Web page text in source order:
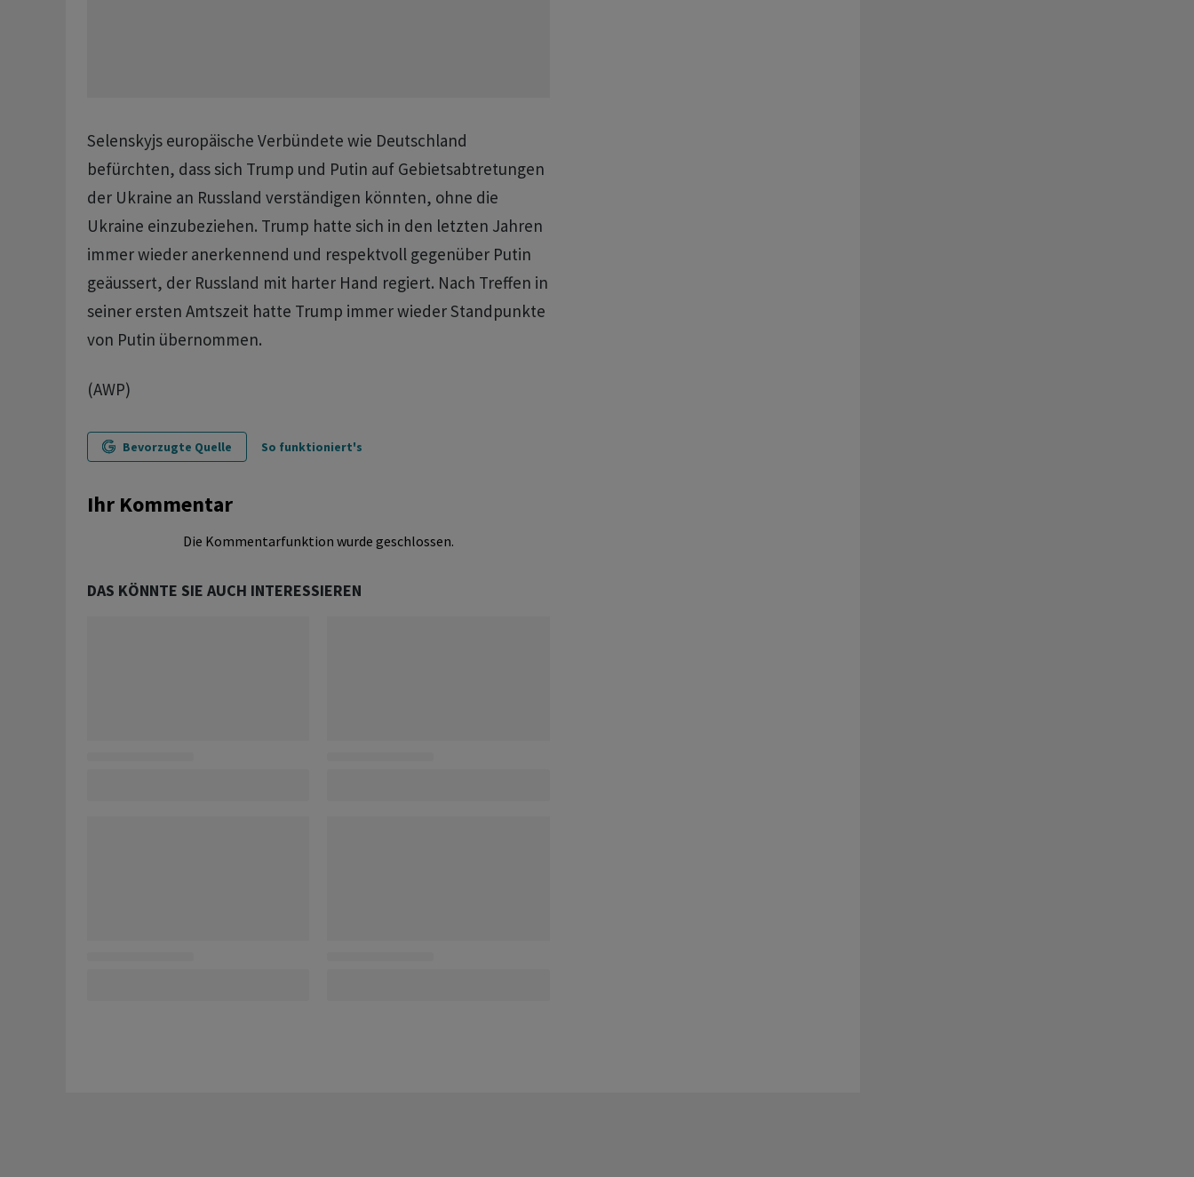
Selenskyjs europäische Verbündete wie Deutschland
befürchten, dass sich Trump und Putin auf Gebietsabtretungen
der Ukraine an Russland verständigen könnten, ohne die
Ukraine einzubeziehen. Trump hatte sich in den letzten Jahren
immer wieder anerkennend und respektvoll gegenüber Putin
geäussert, der Russland mit harter Hand regiert. Nach Treffen in
seiner ersten Amtszeit hatte Trump immer wieder Standpunkte
von Putin übernommen.
(AWP)
Bevorzugte Quelle So funktioniert's
Ihr Kommentar
Die Kommentarfunktion wurde geschlossen.
DAS KÖNNTE SIE AUCH INTERESSIEREN